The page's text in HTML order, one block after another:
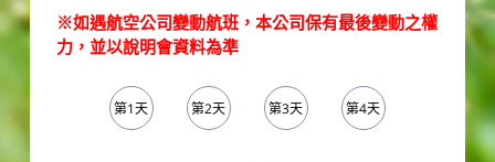
※如遇航空公司變動航班，本公司保有最後變動之權
力，並以說明會資料為準
第1天 第2天 第3天 第4天